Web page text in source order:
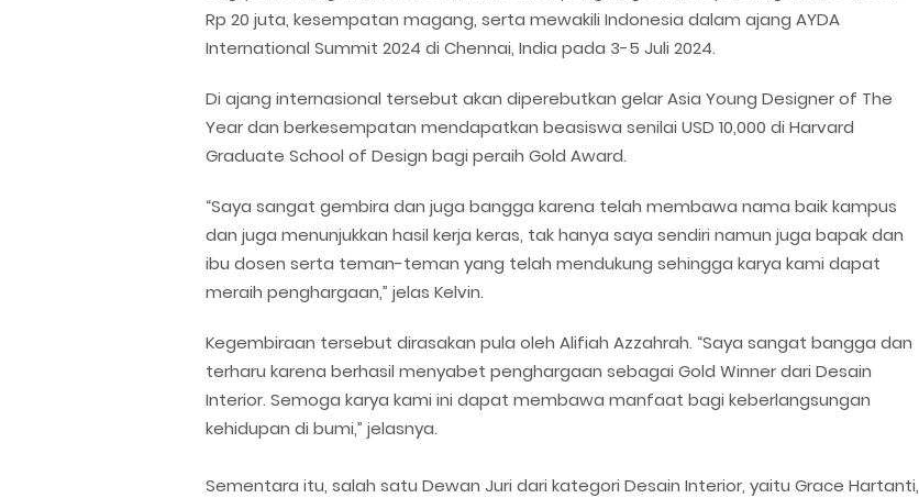
Rp 20 juta, kesempatan magang, serta mewakili Indonesia dalam ajang AYDA
International Summit 2024 di Chennai, India pada 3-5 Juli 2024.
Di ajang internasional tersebut akan diperebutkan gelar Asia Young Designer of The
Year dan berkesempatan mendapatkan beasiswa senilai USD 10,000 di Harvard
Graduate School of Design bagi peraih Gold Award.
“Saya sangat gembira dan juga bangga karena telah membawa nama baik kampus
dan juga menunjukkan hasil kerja keras, tak hanya saya sendiri namun juga bapak dan
ibu dosen serta teman-teman yang telah mendukung sehingga karya kami dapat
meraih penghargaan,” jelas Kelvin.
Kegembiraan tersebut dirasakan pula oleh Alifiah Azzahrah. “Saya sangat bangga dan
terharu karena berhasil menyabet penghargaan sebagai Gold Winner dari Desain
Interior. Semoga karya kami ini dapat membawa manfaat bagi keberlangsungan
kehidupan di bumi,” jelasnya.
Sementara itu, salah satu Dewan Juri dari kategori Desain Interior, yaitu Grace Hartanti,